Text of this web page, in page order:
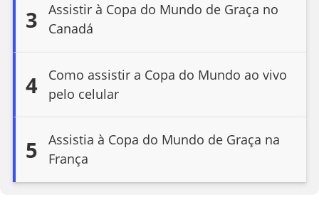
3
Assistir à Copa do Mundo de Graça no
Canadá
4
Como assistir a Copa do Mundo ao vivo
pelo celular
5
Assistia à Copa do Mundo de Graça na
França